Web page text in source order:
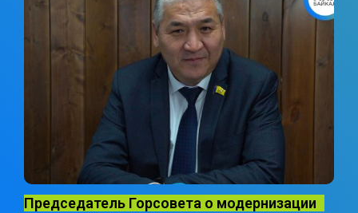
Председатель Горсовета о модернизации